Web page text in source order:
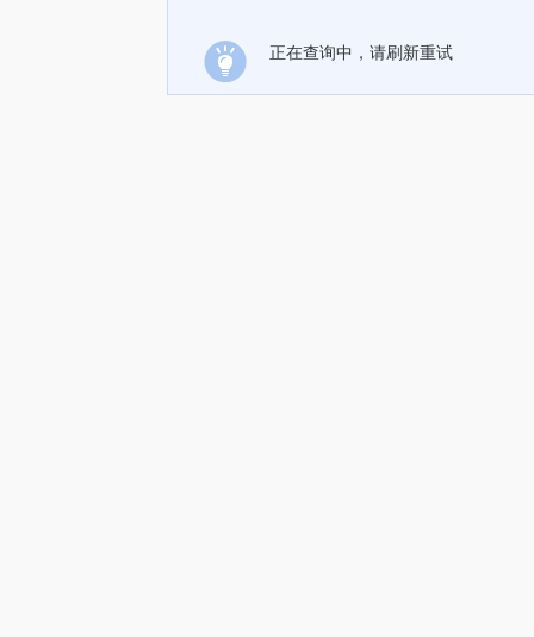
正在查询中，请刷新重试